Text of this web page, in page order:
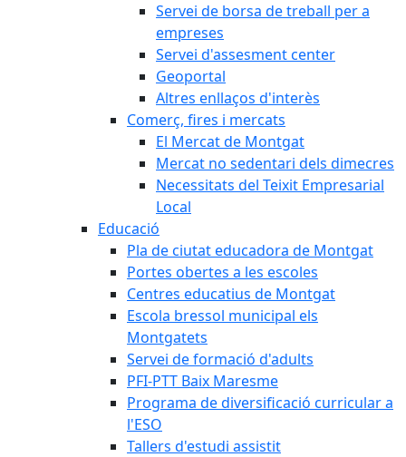
Servei de borsa de treball per a
empreses
Servei d'assesment center
Geoportal
Altres enllaços d'interès
Comerç, fires i mercats
El Mercat de Montgat
Mercat no sedentari dels dimecres
Necessitats del Teixit Empresarial
Local
Educació
Pla de ciutat educadora de Montgat
Portes obertes a les escoles
Centres educatius de Montgat
Escola bressol municipal els
Montgatets
Servei de formació d'adults
PFI-PTT Baix Maresme
Programa de diversificació curricular a
l'ESO
Tallers d'estudi assistit